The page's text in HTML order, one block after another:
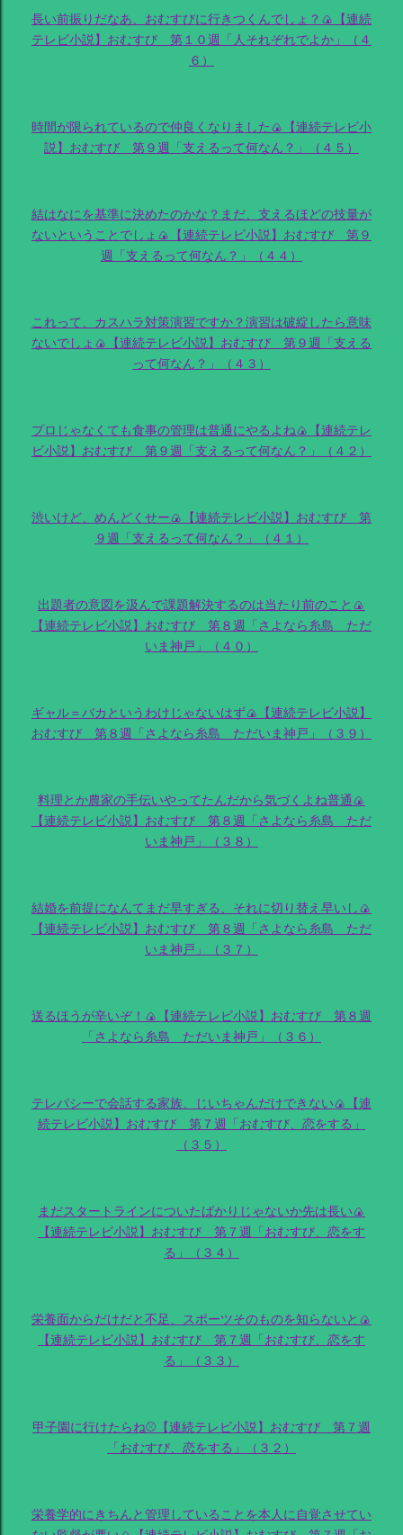
長い前振りだなあ、おむすびに行きつくんでしょ？🍙【連続
テレビ小説】おむすび 第１０週「人それぞれでよか」（４
６）
時間が限られているので仲良くなりました🍙【連続テレビ小
説】おむすび 第９週「支えるって何なん？」（４５）
結はなにを基準に決めたのかな？まだ、支えるほどの技量が
ないということでしょ🍙【連続テレビ小説】おむすび 第９
週「支えるって何なん？」（４４）
これって、カスハラ対策演習ですか？演習は破綻したら意味
ないでしょ🍙【連続テレビ小説】おむすび 第９週「支える
って何なん？」（４３）
プロじゃなくても食事の管理は普通にやるよね🍙【連続テレ
ビ小説】おむすび 第９週「支えるって何なん？」（４２）
渋いけど、めんどくせー🍙【連続テレビ小説】おむすび 第
９週「支えるって何なん？」（４１）
出題者の意図を汲んで課題解決するのは当たり前のこと🍙
【連続テレビ小説】おむすび 第８週「さよなら糸島 ただ
いま神戸」（４０）
ギャル＝バカというわけじゃないはず🍙【連続テレビ小説】
おむすび 第８週「さよなら糸島 ただいま神戸」（３９）
料理とか農家の手伝いやってたんだから気づくよね普通🍙
【連続テレビ小説】おむすび 第８週「さよなら糸島 ただ
いま神戸」（３８）
結婚を前提になんてまだ早すぎる、それに切り替え早いし🍙
【連続テレビ小説】おむすび 第８週「さよなら糸島 ただ
いま神戸」（３７）
送るほうが辛いぞ！🍙【連続テレビ小説】おむすび 第８週
「さよなら糸島 ただいま神戸」（３６）
テレパシーで会話する家族、じいちゃんだけできない🍙【連
続テレビ小説】おむすび 第７週「おむすび、恋をする」
（３５）
まだスタートラインについたばかりじゃないか先は長い🍙
【連続テレビ小説】おむすび 第７週「おむすび、恋をす
る」（３４）
栄養面からだけだと不足、スポーツそのものを知らないと🍙
【連続テレビ小説】おむすび 第７週「おむすび、恋をす
る」（３３）
甲子園に行けたらね⚾【連続テレビ小説】おむすび 第７週
「おむすび、恋をする」（３２）
栄養学的にきちんと管理していることを本人に自覚させてい